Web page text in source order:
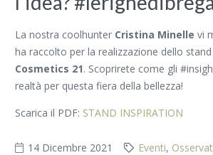
La nostra coolhunter Cristina Minelle vi
ha raccolto per la realizzazione dello stand
Cosmetics 21. Scoprirete come gli
realtà per questa fiera della bellezza!
Scarica il PDF: STAND INSPIRATION
14 Dicembre 2021 Eventi,